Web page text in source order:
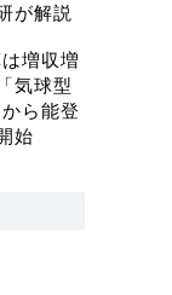
が解説
増収増
気球型
ら能登
始